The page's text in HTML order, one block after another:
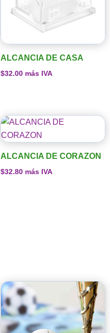
ALCANCIA DE CASA
$32.00más IVA
ALCANCIA DE CORAZON
$32.80más IVA